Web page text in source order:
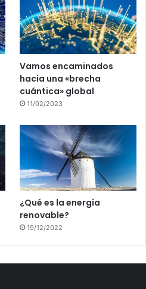
Vamos encaminados
hacia una «brecha
cuántica» global
11/02/2023
¿Qué es la energía
renovable?
19/12/2022